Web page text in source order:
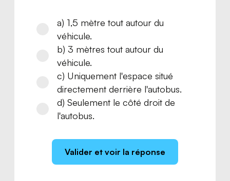
a) 1,5 mètre tout autour du
véhicule.
b) 3 mètres tout autour du
véhicule.
c) Uniquement l'espace situé
directement derrière l'autobus.
d) Seulement le côté droit de
l'autobus.
Valider et voir la réponse